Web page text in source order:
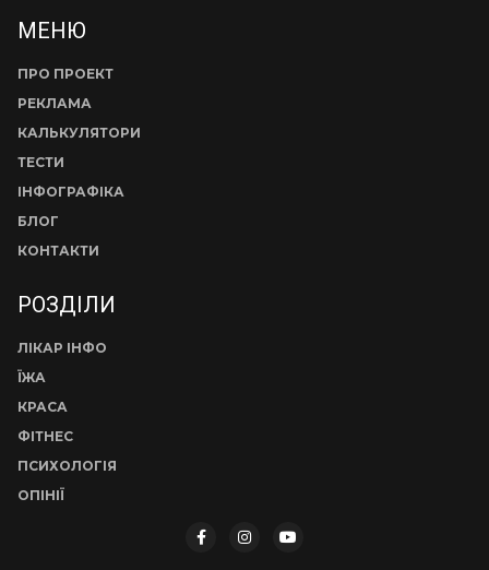
МЕНЮ
ПРО ПРОЕКТ
РЕКЛАМА
КАЛЬКУЛЯТОРИ
ТЕСТИ
ІНФОГРАФІКА
БЛОГ
КОНТАКТИ
РОЗДІЛИ
ЛІКАР ІНФО
ЇЖА
КРАСА
ФІТНЕС
ПСИХОЛОГІЯ
ОПІНІЇ